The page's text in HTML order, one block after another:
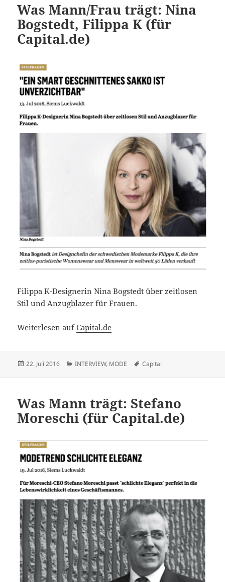
Was Mann/Frau trägt: Nina
Bogstedt, Filippa K (für
Capital.de)
Filippa K-Designerin Nina Bogstedt über zeitlosen
Stil und Anzugblazer für Frauen.
Weiterlesen aufCapital.de
Veröffentlicht
22. Juli 2016 Kategorien
INTERVIEW, MODE Schlagwörter
Capital
Was Mann trägt: Stefano
Moreschi (für Capital.de)